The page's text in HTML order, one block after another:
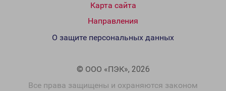
Карта сайта
Направления
© ООО «ПЭК», 2026
Все права защищены и охраняются законом
О защите персональных данных